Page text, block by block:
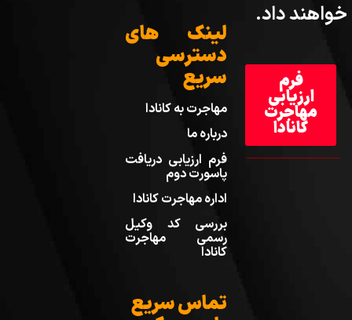
خواهند داد.
فرم
ارزیابی
مهاجرت
کانادا
لینک های
دسترسی
سریع
مهاجرت به کانادا
درباره ما
فرم ارزیابی دریافت
پاسورت دوم
اداره مهاجرت کانادا
بررسی کد وکیل
رسمی مهاجرت
کانادا
تماس سریع